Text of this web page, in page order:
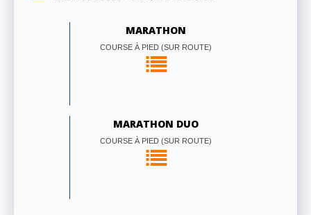
MARATHON
COURSE À PIED (SUR ROUTE)
MARATHON DUO
COURSE À PIED (SUR ROUTE)